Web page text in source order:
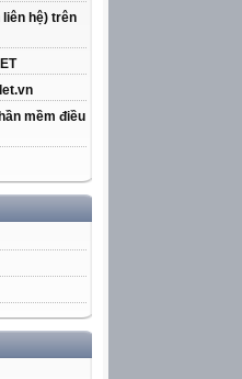
liên hệ) trên
mềm điều